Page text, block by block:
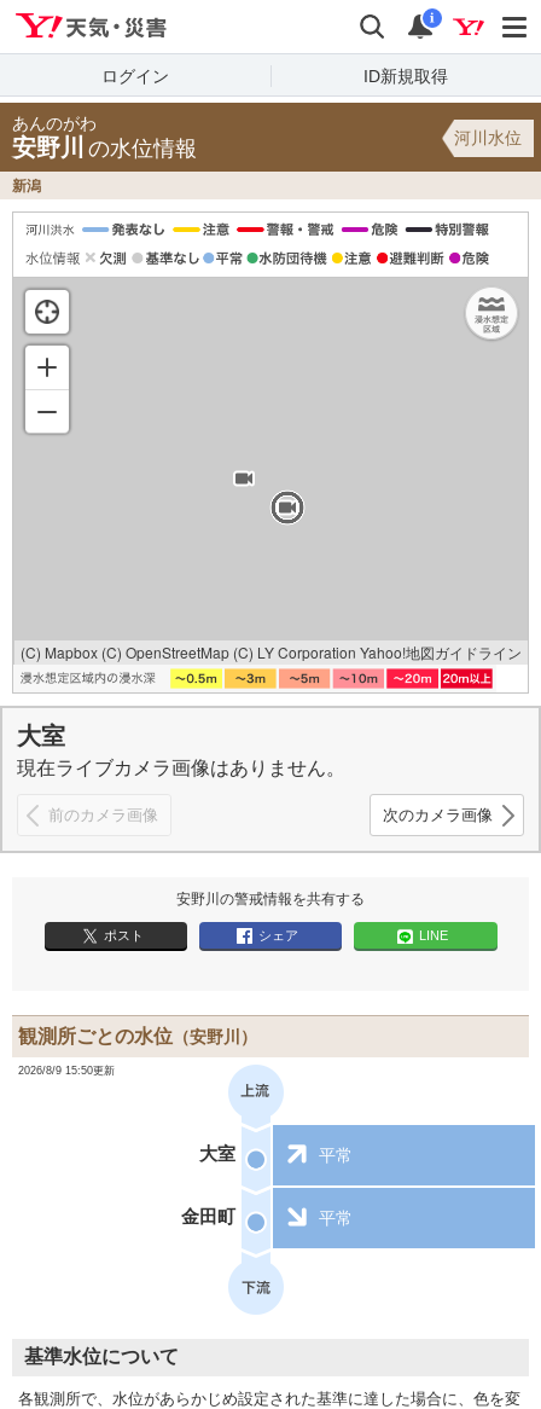
検索 通知
i
ログイン ID新規取得
あんのがわ
安野川 の水位情報 河川水位
新潟
(C) Mapbox (C) OpenStreetMap (C) LY Corporation Yahoo!地図ガイドライン
大室
現在ライブカメラ画像はありません。
前のカメラ画像 次のカメラ画像
安野川の警戒情報を共有する
ポスト シェア LINE
観測所ごとの水位 （安野川）
2026/8/9 15:50更新
大室 平常
金田町 平常
基準水位について
各観測所で、水位があらかじめ設定された基準に達した場合に、色を変